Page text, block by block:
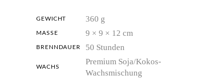
GEWICHT 360 g
MASSE 9 × 9 × 12 cm
BRENNDAUER 50 Stunden
WACHS
Premium Soja/Kokos-
Wachsmischung